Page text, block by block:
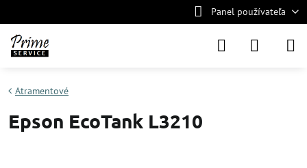
Panel používateľa
Atramentové
Epson EcoTank L3210